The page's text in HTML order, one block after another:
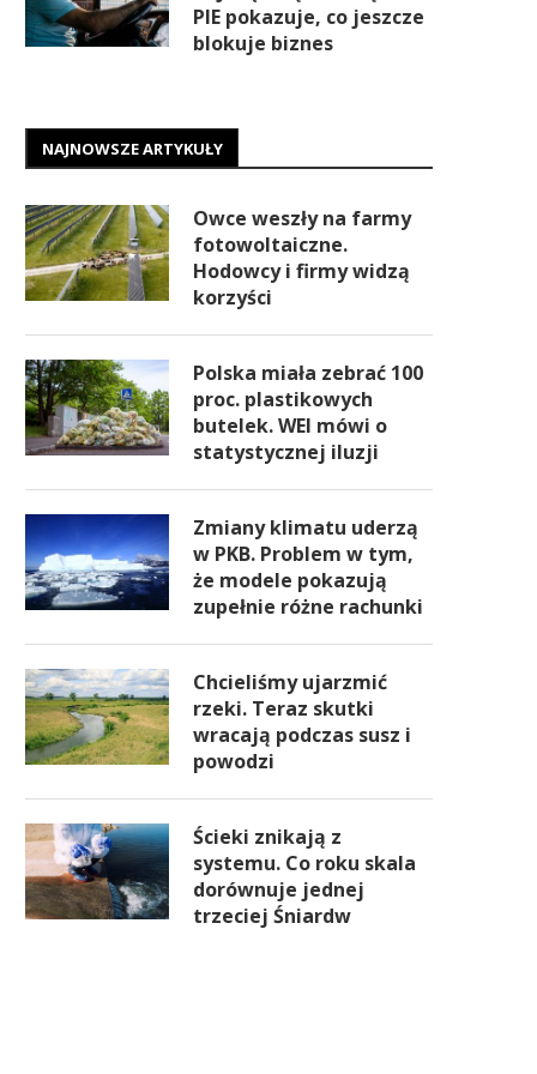
PIE pokazuje, co jeszcze
blokuje biznes
NAJNOWSZE ARTYKUŁY
Owce weszły na farmy
fotowoltaiczne.
Hodowcy i firmy widzą
korzyści
Polska miała zebrać 100
proc. plastikowych
butelek. WEI mówi o
statystycznej iluzji
Zmiany klimatu uderzą
w PKB. Problem w tym,
że modele pokazują
zupełnie różne rachunki
Chcieliśmy ujarzmić
rzeki. Teraz skutki
wracają podczas susz i
powodzi
Ścieki znikają z
systemu. Co roku skala
dorównuje jednej
trzeciej Śniardw